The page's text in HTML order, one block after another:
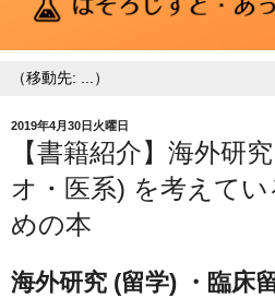
2019年4月30日火曜日
【書籍紹介】海外研
オ・医系) を考えて
めの本
海外研究 (留学) ・臨床